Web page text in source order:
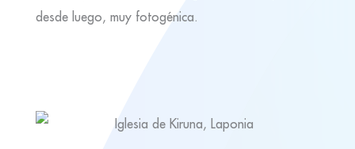
desde luego, muy fotogénica.